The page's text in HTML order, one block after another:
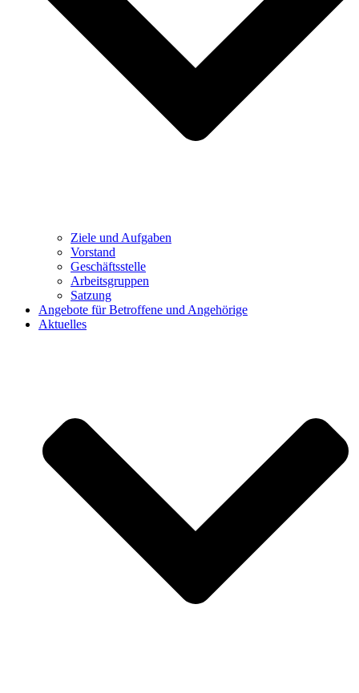
Ziele und Aufgaben
Vorstand
Geschäftsstelle
Arbeitsgruppen
Satzung
Angebote für Betroffene und Angehörige
Aktuelles